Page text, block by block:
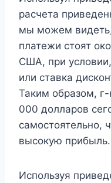
расчета
мы можем видеть,
платежи стоят
США, при
или ставка
Таким образом,
000 долларов
самостоятельно,
высокую прибыль.
Используя